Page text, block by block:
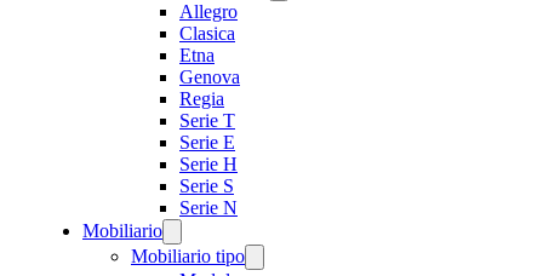
Allegro
Clasica
Etna
Genova
Regia
Serie T
Serie E
Serie H
Serie S
Serie N
Mobiliario
Mobiliario tipo